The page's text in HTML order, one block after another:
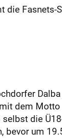
die
dem Motto
selbst die
bevor um